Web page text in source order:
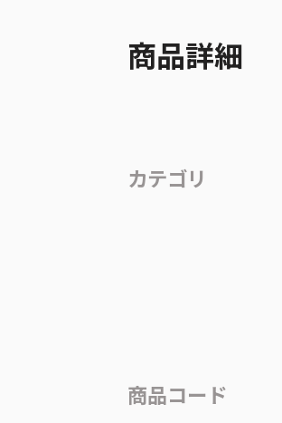
商品詳細
カテゴリ
商品コード